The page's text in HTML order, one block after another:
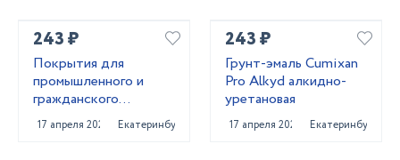
243 ₽
Покрытия для
промышленного и
гражданского
строительства от
поставщика
17 апреля 2025 Екатеринбург
243 ₽
Грунт-эмаль Cumixan
Pro Alkyd алкидно-
уретановая
17 апреля 2025 Екатеринбург